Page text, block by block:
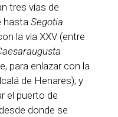
tres vías de
hasta Segotia
la via XXV (entre
para enlazar con la
de Henares); y
el puerto de
donde se